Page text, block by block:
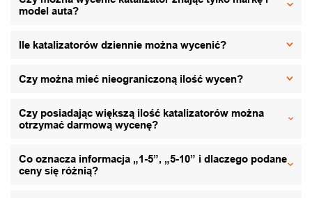
model auta?
Ile katalizatorów dziennie można wycenić?
Czy można mieć nieograniczoną ilość wycen?
Czy posiadając większą ilość katalizatorów można
otrzymać darmową wycenę?
Co oznacza informacja „1-5”, „5-10” i dlaczego podane
ceny się różnią?